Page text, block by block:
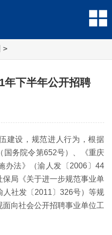
>
年下半年公开招聘
建设，规范进人行为，根据
国务院令第652号）、《重庆
办法》（渝人发〔2006〕44
局《关于进一步规范事业单
社发〔2011〕326号）等规
向社会公开招聘事业单位工